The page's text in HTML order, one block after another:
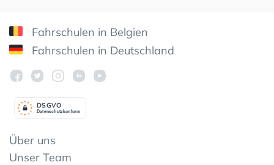
Fahrschulen in Belgien
Fahrschulen in Deutschland
Datenschutzkonform
DSGVO
Über uns
Unser Team